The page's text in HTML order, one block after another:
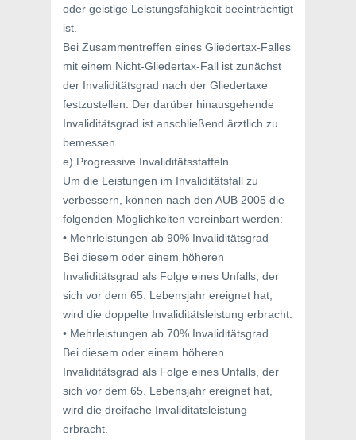
oder geistige Leistungsfähigkeit beeinträchtigt
ist.
Bei Zusammentreffen eines Gliedertax-Falles
mit einem Nicht-Gliedertax-Fall ist zunächst
der Invaliditätsgrad nach der Gliedertaxe
festzustellen. Der darüber hinausgehende
Invaliditätsgrad ist anschließend ärztlich zu
bemessen.
e) Progressive Invaliditätsstaffeln
Um die Leistungen im Invaliditätsfall zu
verbessern, können nach den AUB 2005 die
folgenden Möglichkeiten vereinbart werden:
• Mehrleistungen ab 90% Invaliditätsgrad
Bei diesem oder einem höheren
Invaliditätsgrad als Folge eines Unfalls, der
sich vor dem 65. Lebensjahr ereignet hat,
wird die doppelte Invaliditätsleistung erbracht.
• Mehrleistungen ab 70% Invaliditätsgrad
Bei diesem oder einem höheren
Invaliditätsgrad als Folge eines Unfalls, der
sich vor dem 65. Lebensjahr ereignet hat,
wird die dreifache Invaliditätsleistung
erbracht.